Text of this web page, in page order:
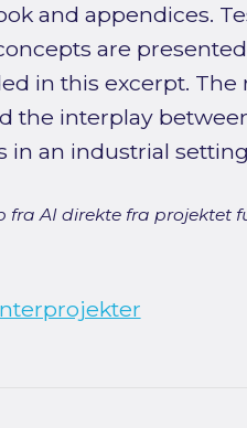
and appendices.
are
in this excerpt. The
the interplay
in an industrial
AI direkte fra projektet